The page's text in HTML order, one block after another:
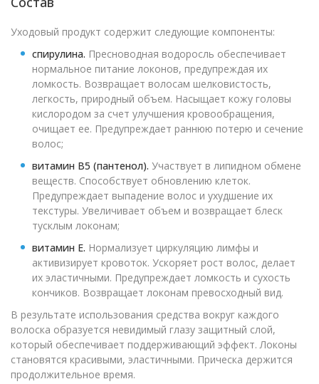
Уходовый продукт содержит следующие компоненты:
спирулина. Пресноводная водоросль обеспечивает
нормальное питание локонов, предупреждая их
ломкость. Возвращает волосам шелковистость,
легкость, природный объем. Насыщает кожу головы
кислородом за счет улучшения кровообращения,
очищает ее. Предупреждает раннюю потерю и сечение
волос;
витамин B5 (пантенол). Участвует в липидном обмене
веществ. Способствует обновлению клеток.
Предупреждает выпадение волос и ухудшение их
текстуры. Увеличивает объем и возвращает блеск
тусклым локонам;
витамин E. Нормализует циркуляцию лимфы и
активизирует кровоток. Ускоряет рост волос, делает
их эластичными. Предупреждает ломкость и сухость
кончиков. Возвращает локонам превосходный вид.
В результате использования средства вокруг каждого
волоска образуется невидимый глазу защитный слой,
который обеспечивает поддерживающий эффект. Локоны
становятся красивыми, эластичными. Прическа держится
продолжительное время.